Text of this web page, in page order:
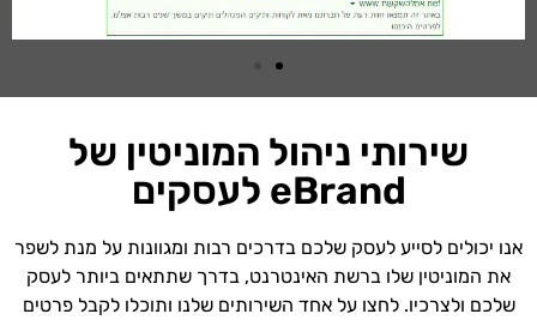
שירותי ניהול המוניטין של
eBrand לעסקים
אנו יכולים לסייע לעסק שלכם בדרכים רבות ומגוונות על מנת לשפר
את המוניטין שלו ברשת האינטרנט, בדרך שתתאים ביותר לעסק
שלכם ולצרכיו. לחצו על אחד השירותים שלנו ותוכלו לקבל פרטים